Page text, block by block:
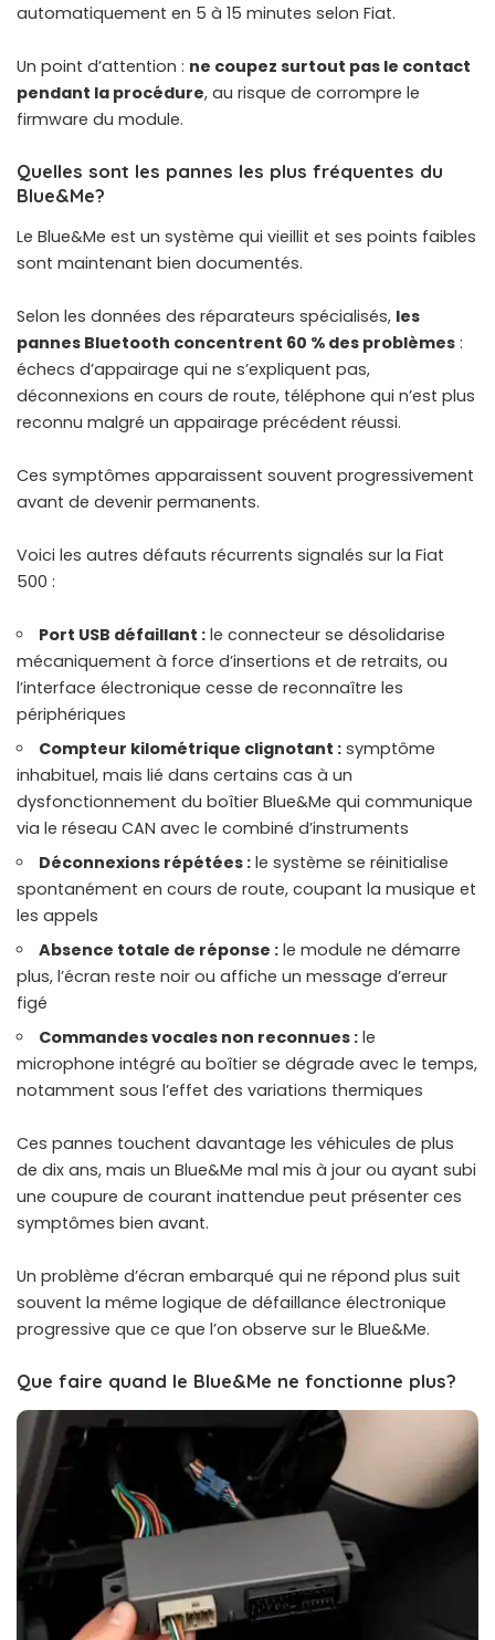
automatiquement en 5 à 15 minutes selon Fiat.
Un point d’attention : ne coupez surtout pas le contact
pendant la procédure, au risque de corrompre le
firmware du module.
Quelles sont les pannes les plus fréquentes du
Blue&Me?
Le Blue&Me est un système qui vieillit et ses points faibles
sont maintenant bien documentés.
Selon les données des réparateurs spécialisés, les
pannes Bluetooth concentrent 60 % des problèmes :
échecs d’appairage qui ne s’expliquent pas,
déconnexions en cours de route, téléphone qui n’est plus
reconnu malgré un appairage précédent réussi.
Ces symptômes apparaissent souvent progressivement
avant de devenir permanents.
Voici les autres défauts récurrents signalés sur la Fiat
500 :
Port USB défaillant : le connecteur se désolidarise
mécaniquement à force d’insertions et de retraits, ou
l’interface électronique cesse de reconnaître les
périphériques
Compteur kilométrique clignotant : symptôme
inhabituel, mais lié dans certains cas à un
dysfonctionnement du boîtier Blue&Me qui communique
via le réseau CAN avec le combiné d’instruments
Déconnexions répétées : le système se réinitialise
spontanément en cours de route, coupant la musique et
les appels
Absence totale de réponse : le module ne démarre
plus, l’écran reste noir ou affiche un message d’erreur
figé
Commandes vocales non reconnues : le
microphone intégré au boîtier se dégrade avec le temps,
notamment sous l’effet des variations thermiques
Ces pannes touchent davantage les véhicules de plus
de dix ans, mais un Blue&Me mal mis à jour ou ayant subi
une coupure de courant inattendue peut présenter ces
symptômes bien avant.
Un problème d’écran embarqué qui ne répond plus suit
souvent la même logique de défaillance électronique
progressive que ce que l’on observe sur le Blue&Me.
Que faire quand le Blue&Me ne fonctionne plus?